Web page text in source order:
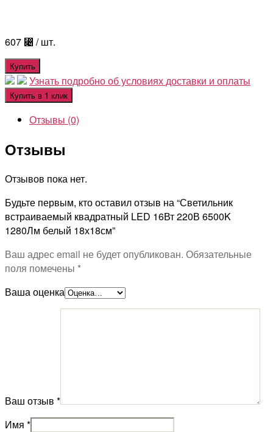
607 ⃄ / шт.
Купить
Узнать подробно об условиях доставки и оплаты
Купить в 1 клик
Отзывы (0)
Отзывы
Отзывов пока нет.
Будьте первым, кто оставил отзыв на “Светильник
встраиваемый квадратный LED 16Вт 220В 6500K
1280Лм белый 18х18см”
Ваш адрес email не будет опубликован. Обязательные
поля помечены *
Ваша оценка
Ваш отзыв *
Имя *